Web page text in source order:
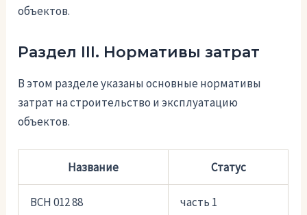
объектов.
Раздел III. Нормативы затрат
В этом разделе указаны основные нормативы
затрат на строительство и эксплуатацию
объектов.
Название Статус
ВСН 012 88 часть 1